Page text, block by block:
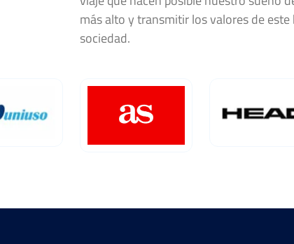
más alto y transmitir los valores de
sociedad.